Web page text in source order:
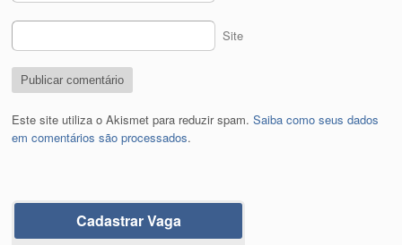
Site
Este site utiliza o Akismet para reduzir spam.Saiba como seus dados
em comentários são processados.
Cadastrar Vaga